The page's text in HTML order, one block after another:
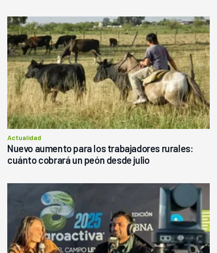
Actualidad
Nuevo aumento para los trabajadores rurales:
cuánto cobrará un peón desde julio